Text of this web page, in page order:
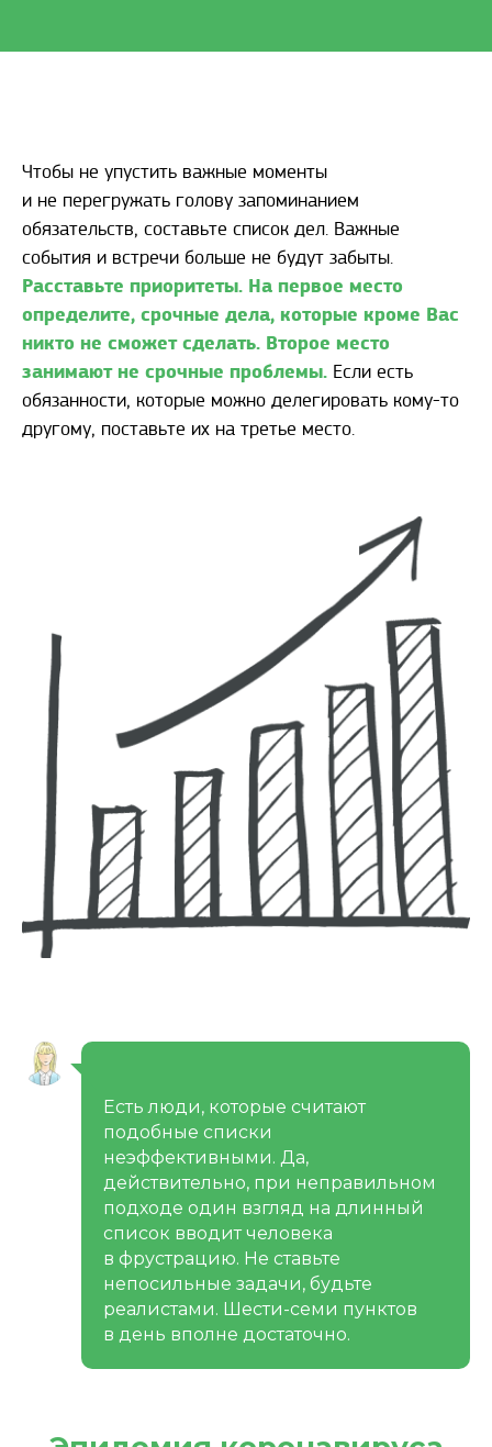
Чтобы не упустить важные моменты
и не перегружать голову запоминанием
обязательств, составьте список дел. Важные
события и встречи больше не будут забыты.
Расставьте приоритеты. На первое место
определите, срочные дела, которые кроме Вас
никто не сможет сделать. Второе место
занимают не срочные проблемы. Если есть
обязанности, которые можно делегировать кому-то
другому, поставьте их на третье место.
Есть люди, которые считают
подобные списки
неэффективными. Да,
действительно, при неправильном
подходе один взгляд на длинный
список вводит человека
в фрустрацию. Не ставьте
непосильные задачи, будьте
реалистами. Шести-семи пунктов
в день вполне достаточно.